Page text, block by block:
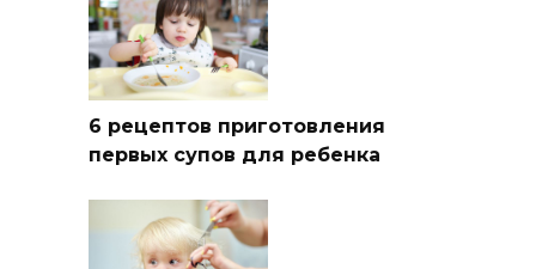
6 рецептов приготовления
первых супов для ребенка